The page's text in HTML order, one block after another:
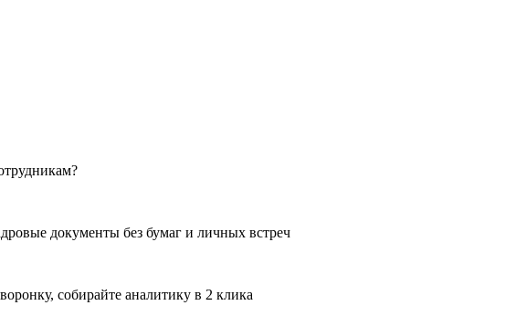
документы без бумаг и личных встреч
собирайте аналитику в 2 клика